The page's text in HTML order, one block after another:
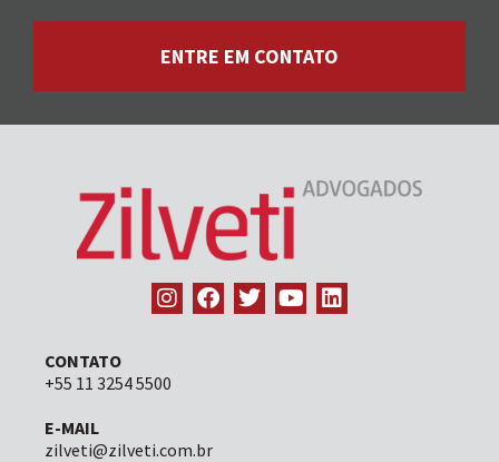
ENTRE EM CONTATO
CONTATO
+55 11 3254 5500
E-MAIL
zilveti@zilveti.com.br